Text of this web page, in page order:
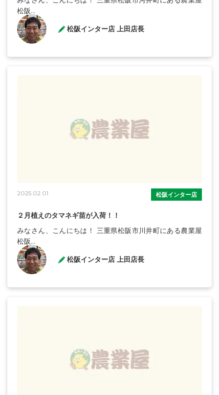
松阪...
松阪インター店 上田店長
2025.02.01 松阪インター店
２月植えのタマネギ苗が入荷！！
みなさん、こんにちは！ 三重県松阪市川井町にある農業屋
松阪...
松阪インター店 上田店長